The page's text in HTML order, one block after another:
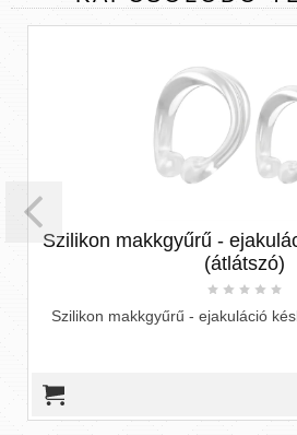
Szilikon makkgyűrű -
(átlátszó)
Szilikon makkgyűrű - ejakuláció